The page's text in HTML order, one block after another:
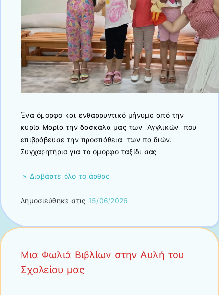
Ένα όμορφο και ενθαρρυντικό μήνυμα από την
κυρία Μαρία την δασκάλα μας των Αγγλικών που
επιβράβευσε την προσπάθεια των παιδιών.
Συγχαρητήρια για το όμορφο ταξίδι σας
» Διαβάστε όλο το άρθρο
Δημοσιεύθηκε στις 15/06/2026
Μια Φωλιά Βιβλίων στην Αυλή του
Σχολείου μας